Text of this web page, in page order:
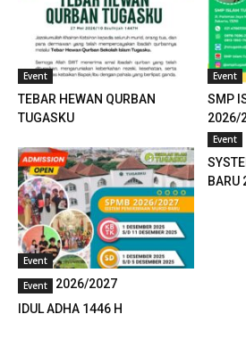
panel
panel
panel
panel
panel
panel
Event
TEBAR HEWAN QURBAN
TUGASKU
Event
SMP
2026/
Event
SPMB 2026/2027
Event
BARU
Event
IDUL ADHA 1446 H